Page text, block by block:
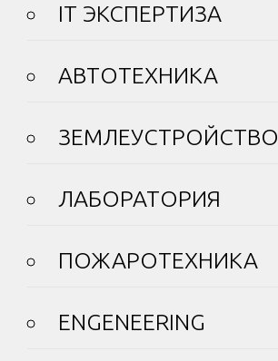
IT ЭКСПЕРТИЗА
АВТОТЕХНИКА
ЗЕМЛЕУСТРОЙСТВО
ЛАБОРАТОРИЯ
ПОЖАРОТЕХНИКА
ENGENEERING